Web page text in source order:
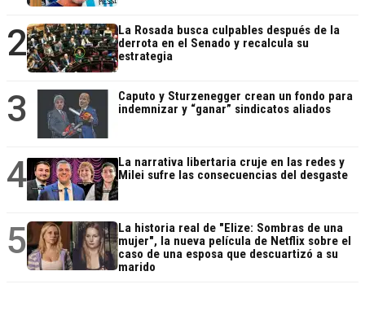
2
La Rosada busca culpables después de la
derrota en el Senado y recalcula su
estrategia
3
Caputo y Sturzenegger crean un fondo para
indemnizar y “ganar” sindicatos aliados
4
La narrativa libertaria cruje en las redes y
Milei sufre las consecuencias del desgaste
5
La historia real de "Elize: Sombras de una
mujer", la nueva película de Netflix sobre el
caso de una esposa que descuartizó a su
marido